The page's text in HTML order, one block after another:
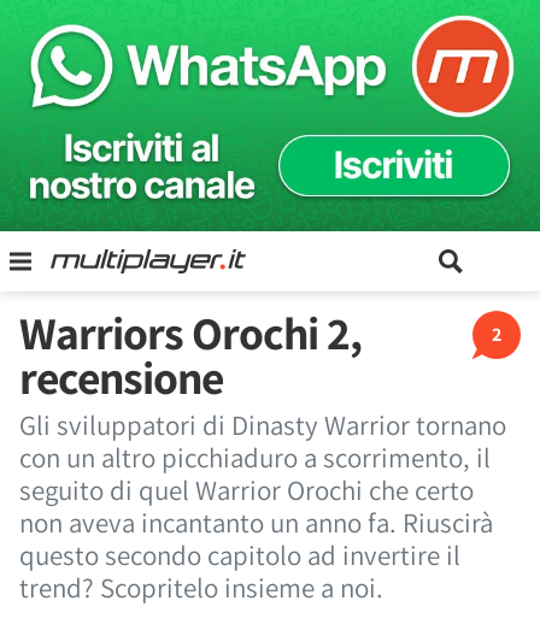
2
Warriors Orochi 2,
recensione
Gli sviluppatori di Dinasty Warrior tornano
con un altro picchiaduro a scorrimento, il
seguito di quel Warrior Orochi che certo
non aveva incantanto un anno fa. Riuscirà
questo secondo capitolo ad invertire il
trend? Scopritelo insieme a noi.